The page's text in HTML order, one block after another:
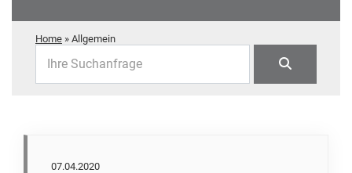
Home » Allgemein
Ihre Suchanfrage
07.04.2020